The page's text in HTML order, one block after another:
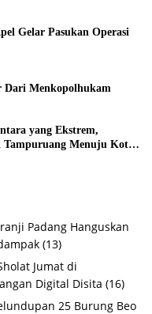
Gelar Pasukan Operasi
Menkopolhukam
yang Ekstrem,
Tampuruang Menuju Koto
Padang Hanguskan
(13)
Jumat di
Digital Disita (16)
25 Burung Beo